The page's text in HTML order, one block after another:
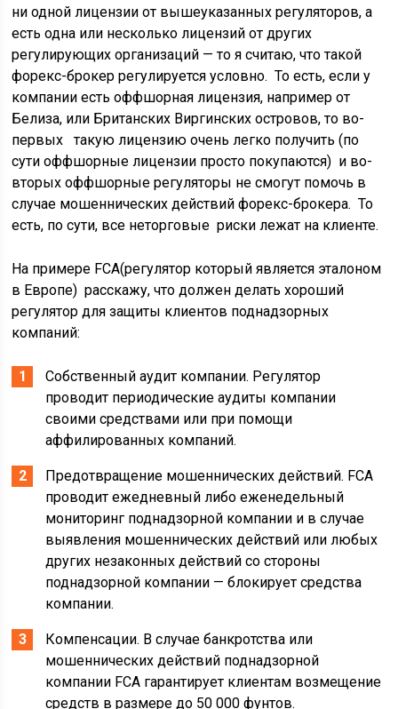
ни одной лицензии от вышеуказанных регуляторов, а
есть одна или несколько лицензий от других
регулирующих организаций — то я считаю, что такой
форекс-брокер регулируется условно. То есть, если у
компании есть оффшорная лицензия, например от
Белиза, или Британских Виргинских островов, то во-
первых такую лицензию очень легко получить (по
сути оффшорные лицензии просто покупаются) и во-
вторых оффшорные регуляторы не смогут помочь в
случае мошеннических действий форекс-брокера. То
есть, по сути, все неторговые риски лежат на клиенте.
На примере FCA(регулятор который является эталоном
в Европе) расскажу, что должен делать хороший
регулятор для защиты клиентов поднадзорных
компаний:
Собственный аудит компании. Регулятор
проводит периодические аудиты компании
своими средствами или при помощи
аффилированных компаний.
Предотвращение мошеннических действий. FCA
проводит ежедневный либо еженедельный
мониторинг поднадзорной компании и в случае
выявления мошеннических действий или любых
других незаконных действий со стороны
поднадзорной компании — блокирует средства
компании.
Компенсации. В случае банкротства или
мошеннических действий поднадзорной
компании FCA гарантирует клиентам возмещение
средств в размере до 50 000 фунтов.